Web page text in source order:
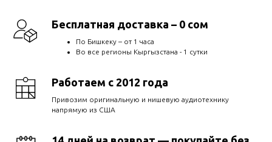
Бесплатная доставка – 0 сом
По Бишкеку – от 1 часа
Во все регионы Кыргызстана - 1 сутки
Работаем с 2012 года
Привозим оригинальную и нишевую аудиотехнику
напрямую из США